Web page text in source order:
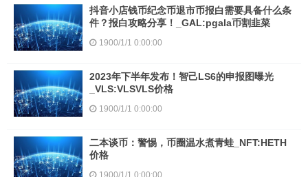
抖音小店钱币纪念币退市币报白需要具备什么条
件？报白攻略分享！_GAL:pgala币割韭菜
1900/1/1 0:00:00
2023年下半年发布！智己LS6的申报图曝光
_VLS:VLSVLS价格
1900/1/1 0:00:00
二本谈币：警惕，币圈温水煮青蛙_NFT:HETH
价格
1900/1/1 0:00:00